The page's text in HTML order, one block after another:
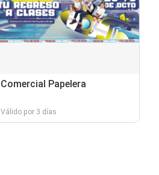
Comercial Papelera
Válido por 3 días